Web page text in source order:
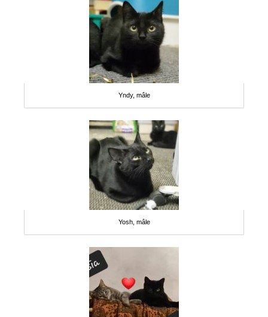
Yndy, mâle
Yosh, mâle